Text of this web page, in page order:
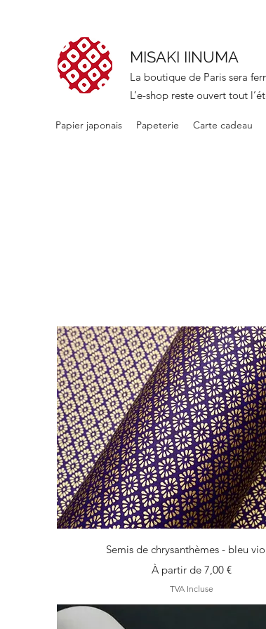
MISAKI IINUMA
La boutique de Paris sera
L’e-shop reste ouvert tout
Papier japonais Papeterie Carte cadeau
Aperçu rapide
Semis de chrysanthèmes - bleu
À partir de7,00 €
Prix promotionnel
TVA Incluse